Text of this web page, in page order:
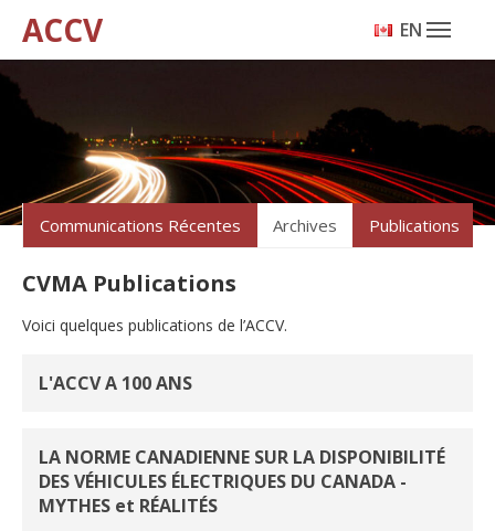
ACCV ENGLISH
Communications Récentes Archives Publications
CVMA Publications
Voici quelques publications de l’ACCV.
L'ACCV A 100 ANS
LA NORME CANADIENNE SUR LA DISPONIBILITÉ
DES VÉHICULES ÉLECTRIQUES DU CANADA -
MYTHES et RÉALITÉS